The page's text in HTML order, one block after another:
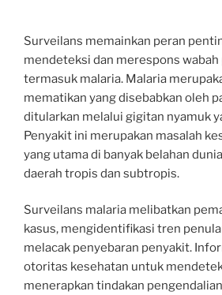
Surveilans memainkan peran
mendeteksi dan merespons
termasuk malaria. Malaria
mematikan yang disebabkan oleh
ditularkan melalui gigitan nyamuk
Penyakit ini merupakan masalah
yang utama di banyak belahan
daerah tropis dan subtropis.
Surveilans malaria melibatkan
kasus, mengidentifikasi tren
melacak penyebaran penyakit.
otoritas kesehatan untuk
menerapkan tindakan